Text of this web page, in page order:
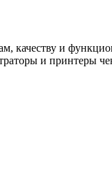
качеству и
и принтеры